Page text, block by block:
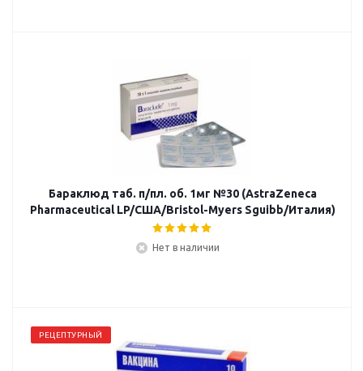
Бараклюд таб. п/пл. об. 1мг №30 (AstraZeneca
Pharmaceutical LP/США/Bristol-Myers Sguibb/Италия)
Нет в наличии
РЕЦЕПТУРНЫЙ